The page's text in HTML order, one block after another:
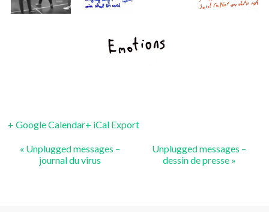
+ Google Calendar+ iCal Export
« Unplugged messages –
journal du virus
Unplugged messages –
dessin de presse »